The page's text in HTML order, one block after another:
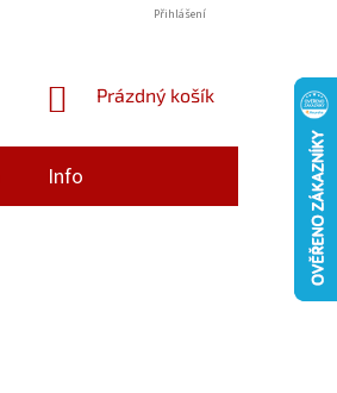
Přihlášení
NÁKUPNÍ
Prázdný košík
Info